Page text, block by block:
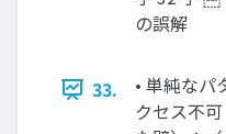
の誤解
33.
• 単純なパ
クセス不